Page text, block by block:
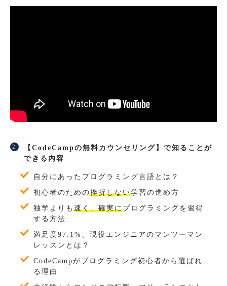
【CodeCampの無料カウンセリング】で知ることが
できる内容
自分にあったプログラミング言語とは？
初心者のための挫折しない学習の進め方
独学よりも 速く、確実にプログラミングを習得
する方法
満足度97.1%、現役エンジニアのマンツーマン
レッスンとは？
CodeCampがプログラミング初心者から選ばれ
る理由